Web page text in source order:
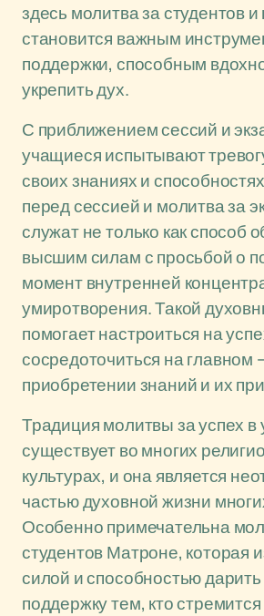
здесь молитва за студентов
становится важным
поддержки, способным
укрепить дух.
С приближением сессий и
учащиеся испытывают
своих знаниях и
перед сессией и молитва за
служат не только как способ
высшим силам с просьбой о
момент внутренней
умиротворения. Такой
помогает настроиться на
сосредоточиться на главном
приобретении знаний и их
Традиция молитвы за успех в
существует во многих
культурах, и она является
частью духовной жизни
Особенно примечательна
студентов Матроне, которая
силой и способностью дарить
поддержку тем, кто